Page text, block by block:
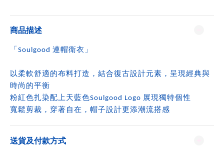
商品描述
「Soulgood 連帽衛衣」
以柔軟舒適的布料打造，結合復古設計元素，呈現經典與
時尚的平衡
粉紅色扎染配上天藍色Soulgood Logo 展現獨特個性
寬鬆剪裁，穿著自在，帽子設計更添潮流搭感
送貨及付款方式